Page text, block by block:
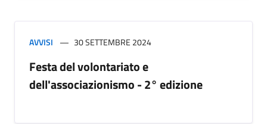
AVVISI 30 SETTEMBRE 2024
Festa del volontariato e
dell'associazionismo - 2° edizione